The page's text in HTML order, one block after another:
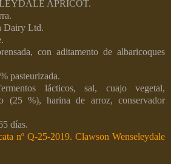
APRICOT.
Dairy Ltd.
con aditamento de albaricoques
pasteurizada.
lácticos, sal, cuajo vegetal,
(25 %), harina de arroz, conservador
días.
nº Q-25-2019. Clawson Wenseleydale